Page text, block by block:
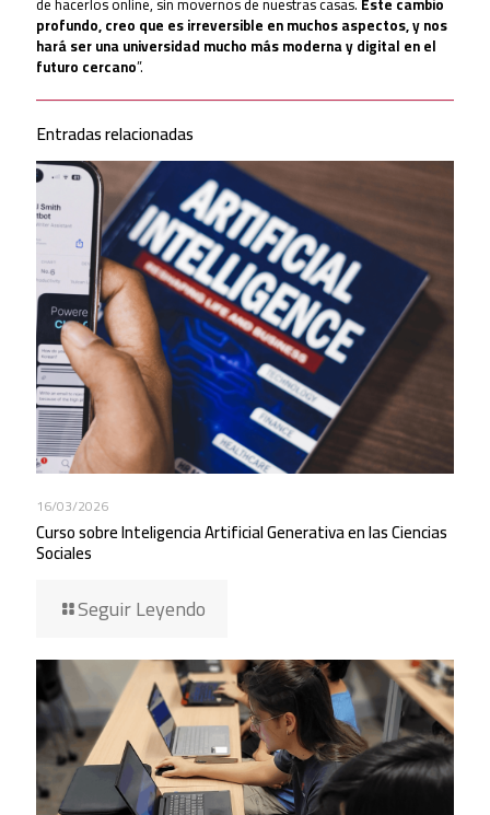
profundo, creo que es irreversible en muchos aspectos, y nos
hará ser una universidad mucho más moderna y digital en el
futuro cercano”.
Entradas relacionadas
16/03/2026
Curso sobre Inteligencia Artificial Generativa en las Ciencias
Sociales
Seguir Leyendo